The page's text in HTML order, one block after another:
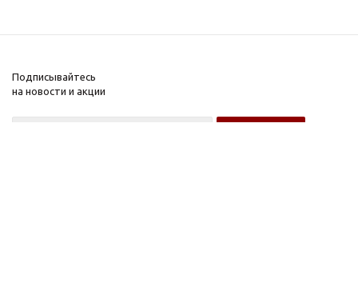
Подписывайтесь
на новости и акции